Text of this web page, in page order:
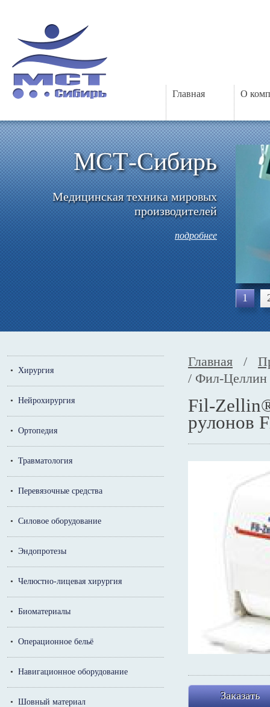
Главная О
МСТ-Сибирь
Медицинская техника мировых
производителей
подробнее
1
• Хирургия
• Нейрохирургия
• Ортопедия
• Травматология
• Перевязочные средства
• Силовое оборудование
• Эндопротезы
• Челюстно-лицевая хирургия
• Биоматериалы
• Операционное бельё
• Навигационное оборудование
• Шовный материал
Главная /
/ Фил-Целлин
Fil-
рулонов
Заказать